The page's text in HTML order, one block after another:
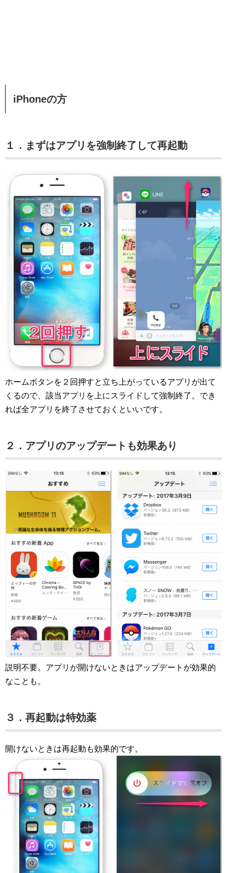
iPhoneの方
１．まずはアプリを強制終了して再起動
ホームボタンを２回押すと立ち上がっているアプリが出て
くるので、該当アプリを上にスライドして強制終了。でき
れば全アプリを終了させておくといいです。
２．アプリのアップデートも効果あり
説明不要。アプリが開けないときはアップデートが効果的
なことも。
３．再起動は特効薬
開けないときは再起動も効果的です。